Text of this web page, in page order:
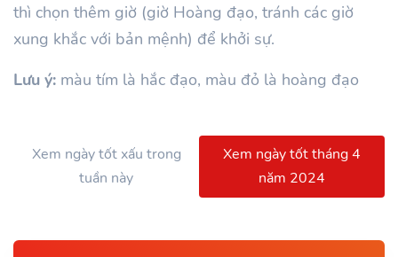
thì chọn thêm giờ (giờ Hoàng đạo, tránh các giờ
xung khắc với bản mệnh) để khởi sự.
Lưu ý: màu tím là hắc đạo, màu đỏ là hoàng đạo
Xem ngày tốt xấu trong
tuần này
Xem ngày tốt tháng 4
năm 2024